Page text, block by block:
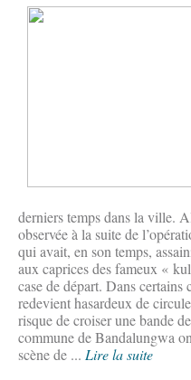
derniers temps dans la ville.
observée à la suite de
qui avait, en son temps,
aux caprices des fameux «
case de départ. Dans
redevient hasardeux de
risque de croiser une bande
commune de Bandalungwa
scène de ... Lire la suite